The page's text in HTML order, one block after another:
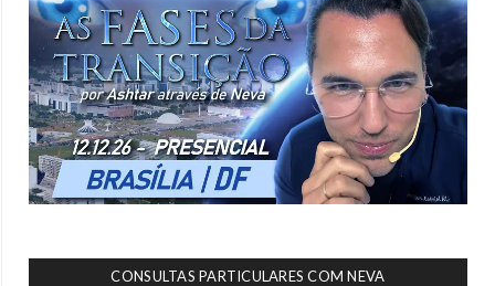
CONSULTAS PARTICULARES COM NEVA